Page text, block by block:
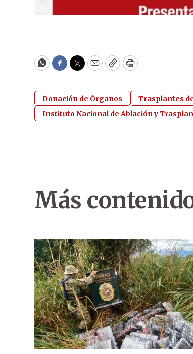
WhatsApp
Facebook
Twitter
EmailCopyPrint
Donación de Órganos Trasplantes
Instituto Nacional de Ablación y
Más